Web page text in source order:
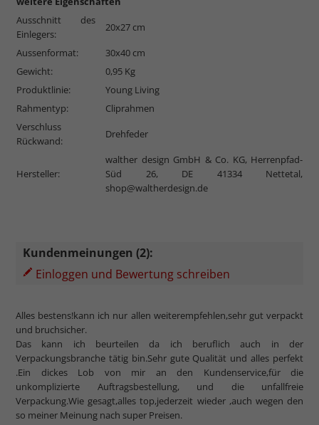
Ausschnitt des
Einlegers:
20x27 cm
Aussenformat:
30x40 cm
Gewicht:
0,95 Kg
Produktlinie:
Young Living
Rahmentyp:
Cliprahmen
Verschluss
Rückwand:
Drehfeder
Hersteller:
walther design GmbH & Co. KG, Herrenpfad-
Süd 26, DE 41334 Nettetal,
shop@waltherdesign.de
Kundenmeinungen (2):
Einloggen und Bewertung schreiben
Alles bestens!kann ich nur allen weiterempfehlen,sehr gut verpackt
und bruchsicher.
Das kann ich beurteilen da ich beruflich auch in der
Verpackungsbranche tätig bin.Sehr gute Qualität und alles perfekt
.Ein dickes Lob von mir an den Kundenservice,für die
unkomplizierte Auftragsbestellung, und die unfallfreie
Verpackung.Wie gesagt,alles top,jederzeit wieder ,auch wegen den
so meiner Meinung nach super Preisen.